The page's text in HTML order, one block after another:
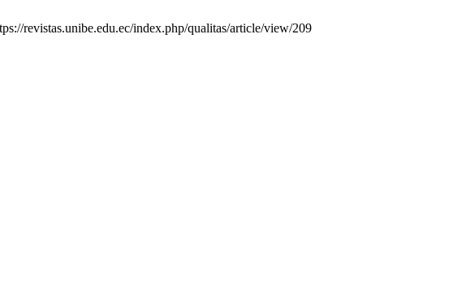
revistas.unibe.edu.ec/index.php/qualitas/article/view/209